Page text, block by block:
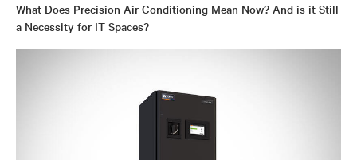
What Does Precision Air Conditioning Mean Now? And is it Still
a Necessity for IT Spaces?